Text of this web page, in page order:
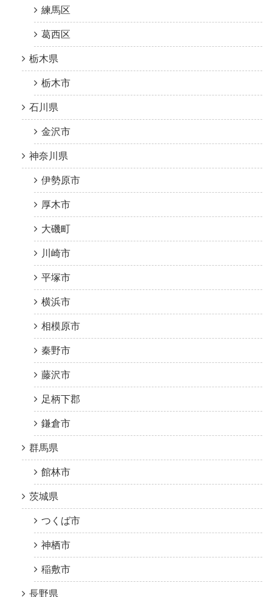
練馬区
葛西区
栃木県
栃木市
石川県
金沢市
神奈川県
伊勢原市
厚木市
大磯町
川崎市
平塚市
横浜市
相模原市
秦野市
藤沢市
足柄下郡
鎌倉市
群馬県
館林市
茨城県
つくば市
神栖市
稲敷市
長野県